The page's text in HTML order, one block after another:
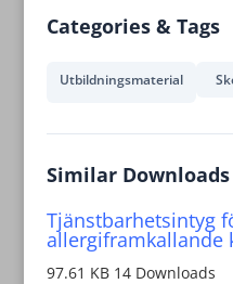
Categories & Tags
Utbildningsmaterial
Similar Downloads
Tjänstbarhetsintyg
allergiframkallande
97.61 KB 14 Downloads